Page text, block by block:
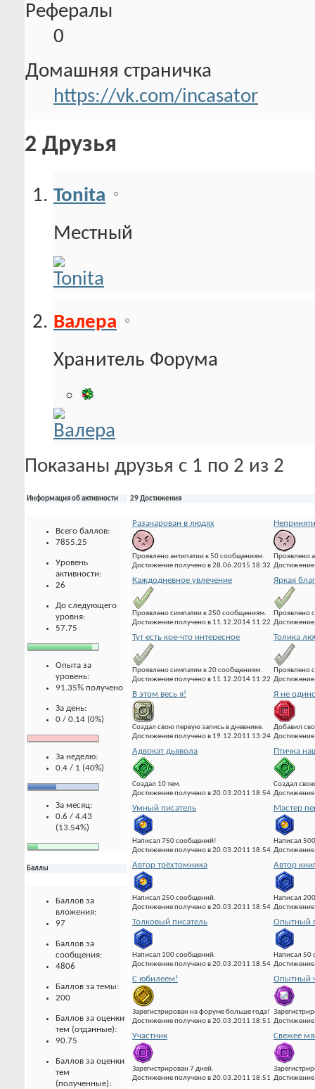
Рефералы
0
Домашняя страничка
https://vk.com/incasator
2 Друзья
Tonita
Местный
Валера
Хранитель Форума
Показаны друзья с 1 по 2 из 2
Информация об активности
Всего баллов:
7855.25
Уровень
активности:
26
До следующего
уровня:
57.75
Опыта за
уровень:
91.35% получено
За день:
0 / 0.14 (0%)
За неделю:
0.4 / 1 (40%)
За месяц:
0.6 / 4.43
(13.54%)
Баллы
Баллов за
вложения:
97
Баллов за
сообщения:
4806
Баллов за темы:
200
Баллов за оценки
тем (отданные):
90.75
Баллов за оценки
тем
(полученные):
29 Достижения
Разачарован в людях
Проявлено антипатии к 50 сообщениям.
Достижение получено в 28.06.2015 18:32
Проявлено
Каждодневное увлечение
Проявлено симпатии к 250 сообщениям.
Достижение получено в 11.12.2014 11:22
Яркая
Проявлено
Тут есть кое-что интересное
Проявлено симпатии к 20 сообщениям.
Достижение получено в 11.12.2014 11:22
Толика
Проявлено
В этом весь я!
Создал свою первую запись в дневнике.
Достижение получено в 19.12.2011 13:24
Я не
Добавил
Адвокат дьявола
Создал 10 тем.
Достижение получено в 20.03.2011 18:54
Птичка
Создал
Умный писатель
Написал 750 сообщений!
Достижение получено в 20.03.2011 18:54
Мастер
Написал
Автор трёхтомника
Написал 250 сообщений.
Достижение получено в 20.03.2011 18:54
Автор
Написал
Толковый писатель
Написал 100 сообщений.
Достижение получено в 20.03.2011 18:54
Опытный
Написал 50
С юбилеем!
Зарегистрирован на форуме больше года!
Достижение получено в 20.03.2011 18:51
Опытный
Участник
Зарегистрирован 7 дней.
Достижение получено в 20.03.2011 18:51
Свежее